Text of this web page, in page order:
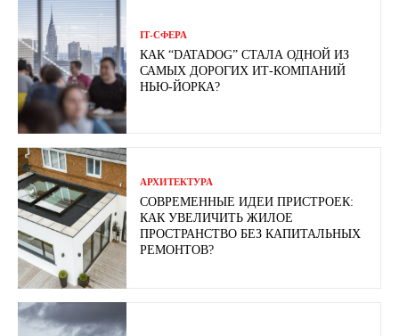
ІТ-СФЕРА
КАК “DATADOG” СТАЛА ОДНОЙ ИЗ
САМЫХ ДОРОГИХ ИТ-КОМПАНИЙ
НЬЮ-ЙОРКА?
АРХИТЕКТУРА
СОВРЕМЕННЫЕ ИДЕИ ПРИСТРОЕК:
КАК УВЕЛИЧИТЬ ЖИЛОЕ
ПРОСТРАНСТВО БЕЗ КАПИТАЛЬНЫХ
РЕМОНТОВ?